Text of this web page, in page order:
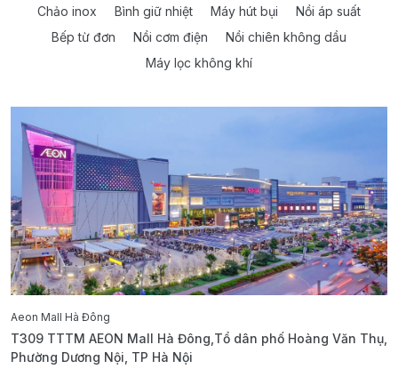
Chảo inox
Bình giữ nhiệt Máy hút bụi
Nồi áp suất
Bếp từ đơn
Nồi cơm điện
Nồi chiên không dầu
Máy lọc không khí
Aeon Mall Hà Đông
T309 TTTM AEON Mall Hà Đông,Tổ dân phố Hoàng Văn Thụ,
Phường Dương Nội, TP Hà Nội